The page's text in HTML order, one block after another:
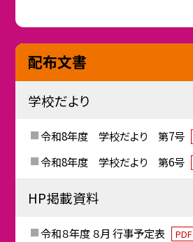
配布文書
学校だより
令和8年度 学校だより 第7号
令和8年度 学校だより 第6号
HP掲載資料
令和８年度 ８月 行事予定表 PDF